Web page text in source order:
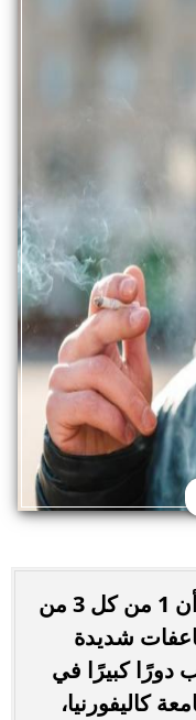
كشفت دراسة أمريكية جديدة أن 1 من كل 3 من
شديدة
دورًا كبيرًا في
كاليفورنيا،